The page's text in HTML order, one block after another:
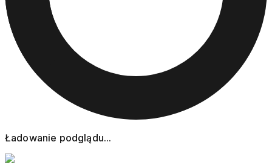
Ładowanie podglądu...